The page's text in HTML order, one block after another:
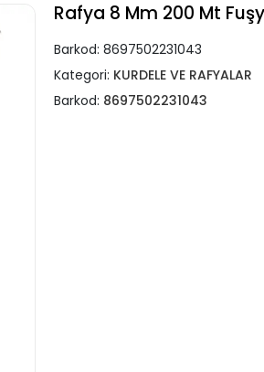
Rafya 8 Mm 200 Mt
Barkod: 8697502231043
Kategori: KURDELE VE RAFYALAR
Barkod: 8697502231043